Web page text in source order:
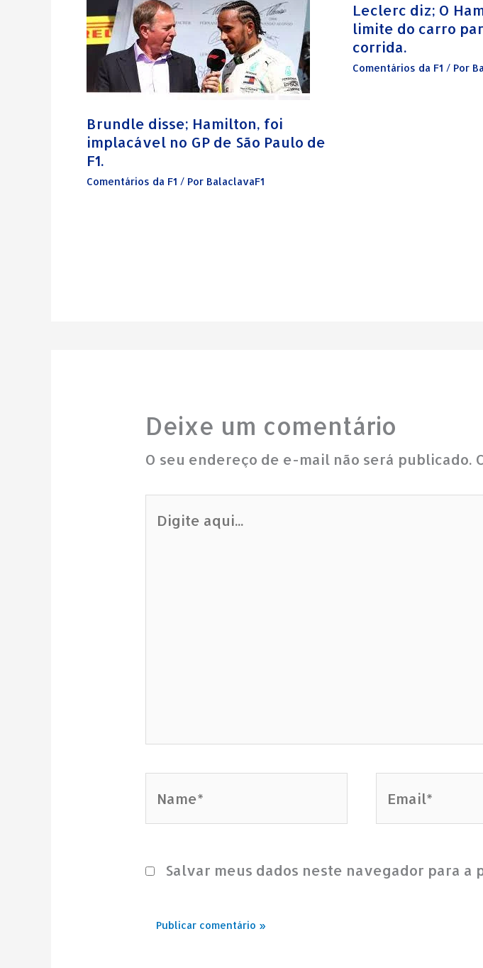
Brundle disse; Hamilton, foi
implacável no GP de São Paulo de
F1.
Comentários da F1 / Por BalaclavaF1
Leclerc diz; O
limite do carro
corrida.
Comentários da F1 / Por
Deixe um comentário
O seu endereço de e-mail não será publicado.
Salvar meus dados neste navegador para